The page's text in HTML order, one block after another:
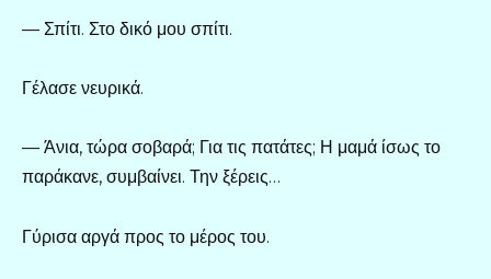
— Σπίτι. Στο δικό μου σπίτι.
Γέλασε νευρικά.
— Άνια, τώρα σοβαρά; Για τις πατάτες; Η μαμά ίσως το
παράκανε, συμβαίνει. Την ξέρεις…
Γύρισα αργά προς το μέρος του.